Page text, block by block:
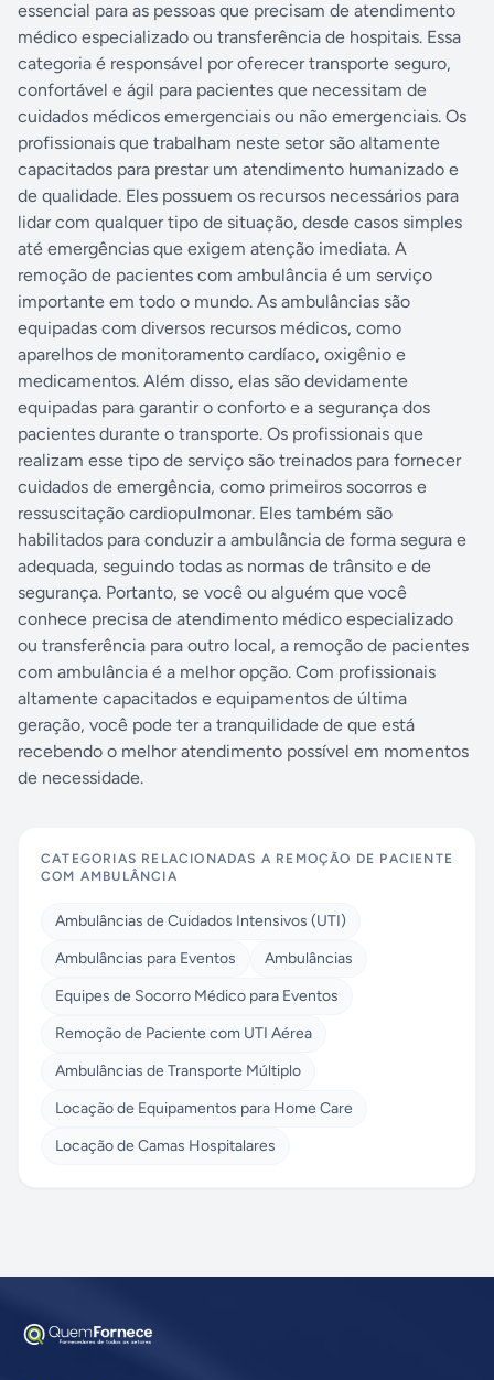
essencial para as pessoas que precisam de atendimento
médico especializado ou transferência de hospitais. Essa
categoria é responsável por oferecer transporte seguro,
confortável e ágil para pacientes que necessitam de
cuidados médicos emergenciais ou não emergenciais. Os
profissionais que trabalham neste setor são altamente
capacitados para prestar um atendimento humanizado e
de qualidade. Eles possuem os recursos necessários para
lidar com qualquer tipo de situação, desde casos simples
até emergências que exigem atenção imediata. A
remoção de pacientes com ambulância é um serviço
importante em todo o mundo. As ambulâncias são
equipadas com diversos recursos médicos, como
aparelhos de monitoramento cardíaco, oxigênio e
medicamentos. Além disso, elas são devidamente
equipadas para garantir o conforto e a segurança dos
pacientes durante o transporte. Os profissionais que
realizam esse tipo de serviço são treinados para fornecer
cuidados de emergência, como primeiros socorros e
ressuscitação cardiopulmonar. Eles também são
habilitados para conduzir a ambulância de forma segura e
adequada, seguindo todas as normas de trânsito e de
segurança. Portanto, se você ou alguém que você
conhece precisa de atendimento médico especializado
ou transferência para outro local, a remoção de pacientes
com ambulância é a melhor opção. Com profissionais
altamente capacitados e equipamentos de última
geração, você pode ter a tranquilidade de que está
recebendo o melhor atendimento possível em momentos
de necessidade.
CATEGORIAS RELACIONADAS A REMOÇÃO DE PACIENTE
COM AMBULÂNCIA
Ambulâncias de Cuidados Intensivos (UTI)
Ambulâncias para Eventos
Ambulâncias
Equipes de Socorro Médico para Eventos
Remoção de Paciente com UTI Aérea
Ambulâncias de Transporte Múltiplo
Locação de Equipamentos para Home Care
Locação de Camas Hospitalares